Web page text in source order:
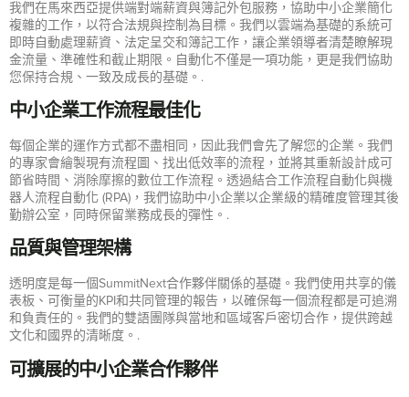
我們在馬來西亞提供端對端薪資與簿記外包服務，協助中小企業簡化
複雜的工作，以符合法規與控制為目標。我們以雲端為基礎的系統可
即時自動處理薪資、法定呈交和簿記工作，讓企業領導者清楚瞭解現
金流量、準確性和截止期限。自動化不僅是一項功能，更是我們協助
您保持合規、一致及成長的基礎。.
中小企業工作流程最佳化
每個企業的運作方式都不盡相同，因此我們會先了解您的企業。我們
的專家會繪製現有流程圖、找出低效率的流程，並將其重新設計成可
節省時間、消除摩擦的數位工作流程。透過結合工作流程自動化與機
器人流程自動化 (RPA)，我們協助中小企業以企業級的精確度管理其後
勤辦公室，同時保留業務成長的彈性。.
品質與管理架構
透明度是每一個SummitNext合作夥伴關係的基礎。我們使用共享的儀
表板、可衡量的KPI和共同管理的報告，以確保每一個流程都是可追溯
和負責任的。我們的雙語團隊與當地和區域客戶密切合作，提供跨越
文化和國界的清晰度。.
可擴展的中小企業合作夥伴